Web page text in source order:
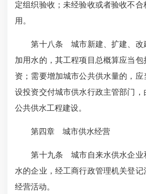
定组织验收；未经验收或者验收不合
用。
第十八条 城市新建、扩建、改
加用水的，其工程项目总概算应当包
资；需要增加城市公共供水量的，应
设投资交付城市供水行政主管部门
公共供水工程建设。
第四章 城市供水经营
第十九条 城市自来水供水企业
水的企业，经工商行政管理机关登
经营活动。